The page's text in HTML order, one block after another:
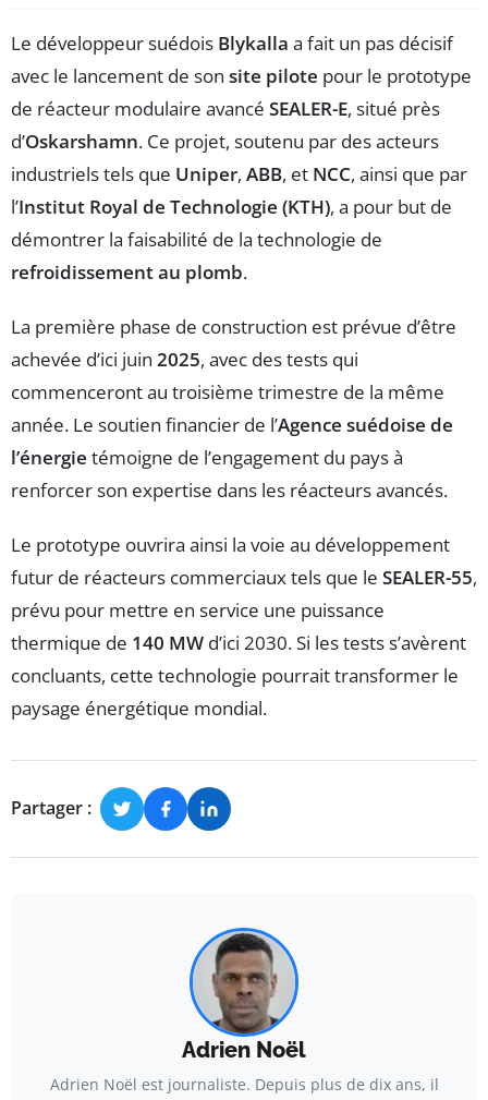
Le développeur suédois Blykalla a fait un pas décisif
avec le lancement de son site pilote pour le prototype
de réacteur modulaire avancé SEALER-E, situé près
d’Oskarshamn. Ce projet, soutenu par des acteurs
industriels tels que Uniper, ABB, et NCC, ainsi que par
l’Institut Royal de Technologie (KTH), a pour but de
démontrer la faisabilité de la technologie de
refroidissement au plomb.
La première phase de construction est prévue d’être
achevée d’ici juin 2025, avec des tests qui
commenceront au troisième trimestre de la même
année. Le soutien financier de l’Agence suédoise de
l’énergie témoigne de l’engagement du pays à
renforcer son expertise dans les réacteurs avancés.
Le prototype ouvrira ainsi la voie au développement
futur de réacteurs commerciaux tels que le SEALER-55,
prévu pour mettre en service une puissance
thermique de 140 MW d’ici 2030. Si les tests s’avèrent
concluants, cette technologie pourrait transformer le
paysage énergétique mondial.
Partager :
Adrien Noël
Adrien Noël est journaliste. Depuis plus de dix ans, il